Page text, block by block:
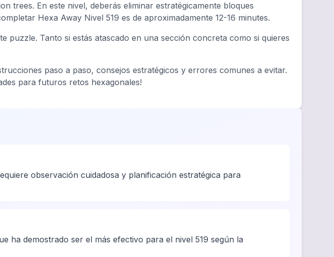
trees. En este nivel, deberás eliminar estratégicamente bloques
Hexa Away Nivel 519 es de aproximadamente 12-16 minutes.
puzzle. Tanto si estás atascado en una sección concreta como si quieres
paso a paso, consejos estratégicos y errores comunes a evitar.
para futuros retos hexagonales!
observación cuidadosa y planificación estratégica para
ha demostrado ser el más efectivo para el nivel 519 según la